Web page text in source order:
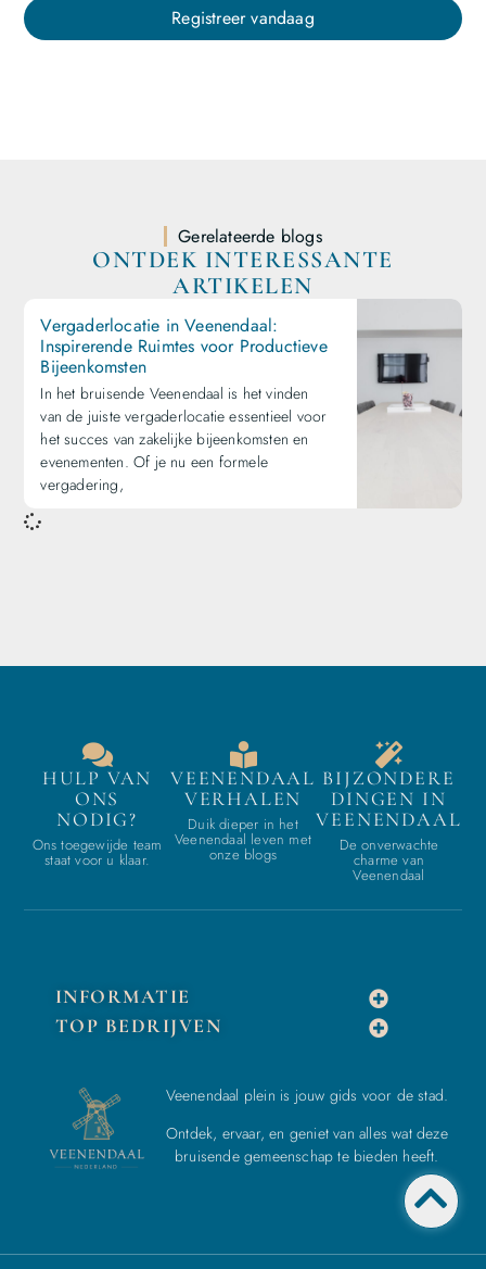
Registreer vandaag
Gerelateerde blogs
ONTDEK INTERESSANTE
ARTIKELEN
Vergaderlocatie in Veenendaal:
Inspirerende Ruimtes voor Productieve
Bijeenkomsten
In het bruisende Veenendaal is het vinden
van de juiste vergaderlocatie essentieel voor
het succes van zakelijke bijeenkomsten en
evenementen. Of je nu een formele
vergadering,
HULP VAN
ONS
NODIG?
Ons toegewijde team
staat voor u klaar.
VEENENDAAL
VERHALEN
Duik dieper in het
Veenendaal leven met
onze blogs
BIJZONDERE
DINGEN IN
VEENENDAAL
De onverwachte
charme van
Veenendaal
INFORMATIE
TOP BEDRIJVEN
Veenendaal plein is jouw gids voor de stad.
Ontdek, ervaar, en geniet van alles wat deze
bruisende gemeenschap te bieden heeft.